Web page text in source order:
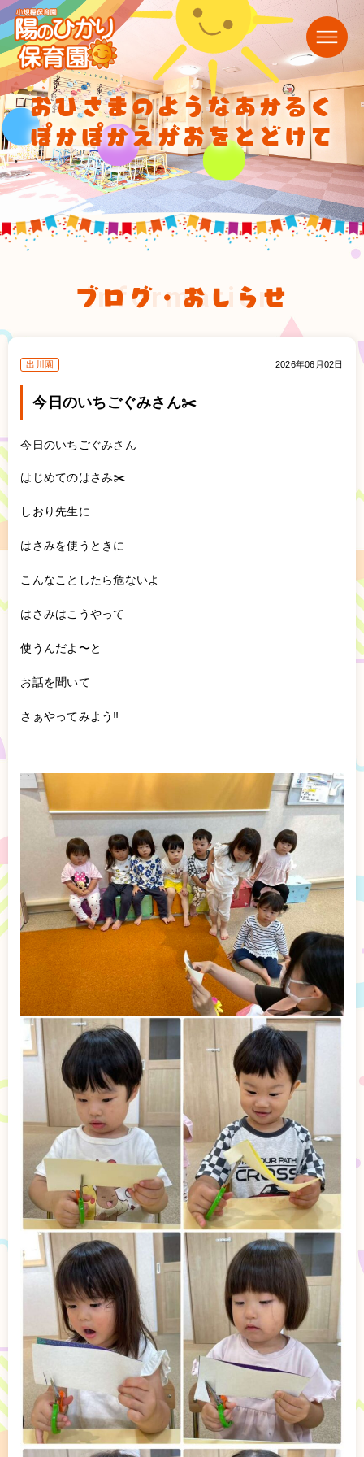
おひさまのようなあかるく
ぽかぽかえがおをとどけて
ブログ・おしらせ
information
出川園 2026年06月02日
今日のいちごぐみさん✂️
今日のいちごぐみさん
はじめてのはさみ✂️
しおり先生に
はさみを使うときに
こんなことしたら危ないよ
はさみはこうやって
使うんだよ〜と
お話を聞いて
さぁやってみよう‼️